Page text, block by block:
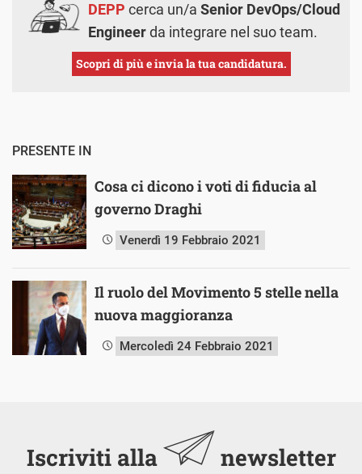
DEPP cerca un/a Senior DevOps/Cloud
Engineerda integrare nel suo team.
Scopri di più e invia la tua candidatura.
PRESENTE IN
Cosa ci dicono i voti di fiducia al
governo Draghi
Venerdì 19 Febbraio 2021
Il ruolo del Movimento 5 stelle nella
nuova maggioranza
Mercoledì 24 Febbraio 2021
Iscriviti alla newsletter